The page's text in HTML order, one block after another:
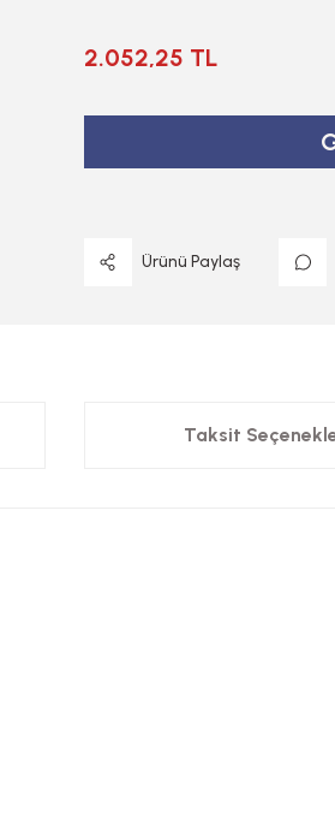
2.052,25 TL
Ürünü Paylaş
Taksit